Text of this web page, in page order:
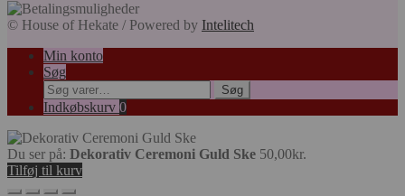
© House of Hekate / Powered by Intelitech
Min konto
Søg
Søg
efter:
Søg
Indkøbskurv 0
Du ser på: Dekorativ Ceremoni Guld Ske 50,00kr.
Tilføj til kurv